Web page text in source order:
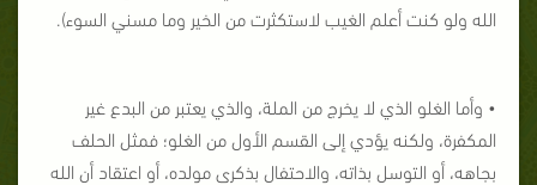
الله ولو كنت أعلم الغيب لاستكثرت من الخير وما مسني السوء).
• وأما الغلو الذي لا يخرج من الملة، والذي يعتبر من البدع غير
المكفرة، ولكنه يؤدي إلى القسم الأول من الغلو؛ فمثل الحلف
بجاهه، أو التوسل بذاته، والاحتفال بذكرى مولده، أو اعتقاد أن الله